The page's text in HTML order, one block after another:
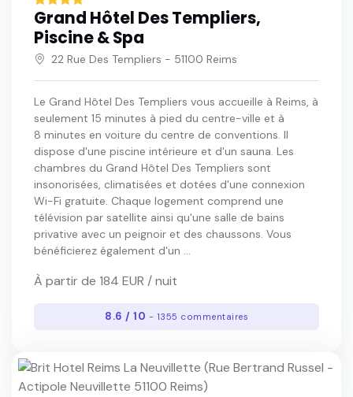
Grand Hôtel Des Templiers,
Piscine & Spa
22 Rue Des Templiers - 51100 Reims
Le Grand Hôtel Des Templiers vous accueille à Reims, à
seulement 15 minutes à pied du centre-ville et à
8 minutes en voiture du centre de conventions. Il
dispose d'une piscine intérieure et d'un sauna. Les
chambres du Grand Hôtel Des Templiers sont
insonorisées, climatisées et dotées d'une connexion
Wi-Fi gratuite. Chaque logement comprend une
télévision par satellite ainsi qu'une salle de bains
privative avec un peignoir et des chaussons. Vous
bénéficierez également d'un ...
À partir de 184 EUR / nuit
8.6 / 10 - 1355 commentaires